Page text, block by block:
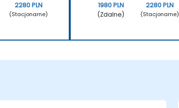
2280 PLN
(Stacjonarne)
1980 PLN
(Zdalne)
2280 PLN
(Stacjonarne)